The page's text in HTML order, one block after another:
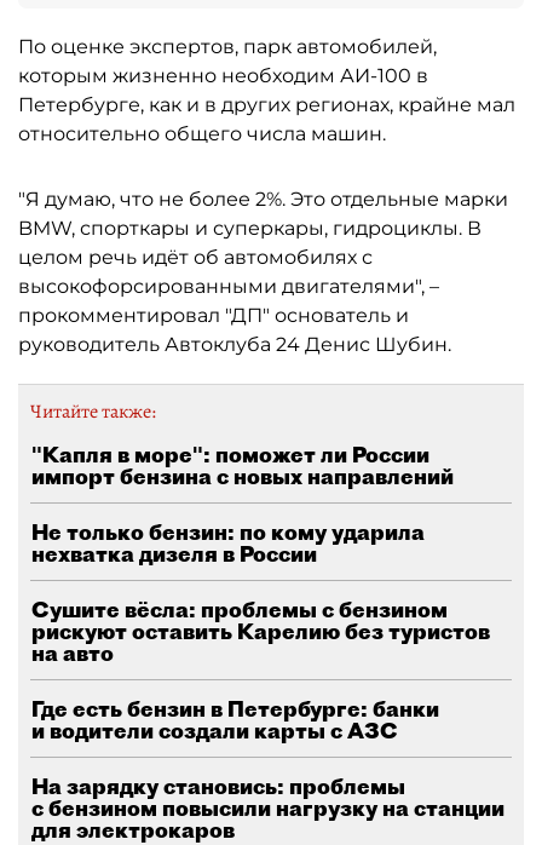
По оценке экспертов, парк автомобилей,
которым жизненно необходим АИ-100 в
Петербурге, как и в других регионах, крайне мал
относительно общего числа машин.
"Я думаю, что не более 2%. Это отдельные марки
BMW, спорткары и суперкары, гидроциклы. В
целом речь идёт об автомобилях с
высокофорсированными двигателями", –
прокомментировал "ДП" основатель и
руководитель Автоклуба 24 Денис Шубин.
Читайте также:
"Капля в море": поможет ли России
импорт бензина с новых направлений
Не только бензин: по кому ударила
нехватка дизеля в России
Сушите вёсла: проблемы с бензином
рискуют оставить Карелию без туристов
на авто
Где есть бензин в Петербурге: банки
и водители создали карты с АЗС
На зарядку становись: проблемы
с бензином повысили нагрузку на станции
для электрокаров